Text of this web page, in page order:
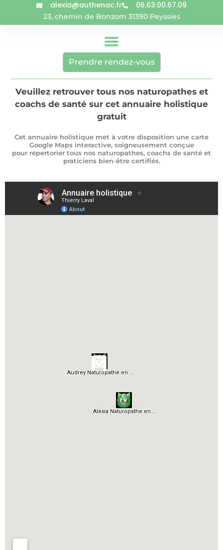
alexia@authenac.fr 06.63.00.67.09
23, chemin de Bonzom 31390 Peyssies
Prendre rendez-vous
Veuillez retrouver tous nos naturopathes et
coachs de santé sur cet annuaire holistique
gratuit
Cet annuaire holistique met à votre disposition une carte
Google Maps interactive, soigneusement conçue
pour répertorier tous nos naturopathes, coachs de santé et
praticiens bien-être certifiés.